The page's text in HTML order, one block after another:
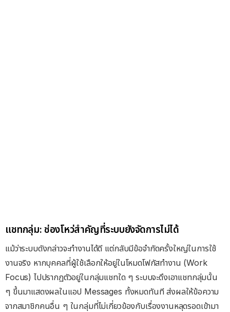
แชทกลุ่ม: ช่องโหว่สำคัญที่ระบบยังจัดการไม่ได้
แม้ว่าระบบดังกล่าวจะทำงานได้ดี แต่กลับมีข้อจำกัดครั้งใหญ่ในการใช้
งานจริง หากบุคคลที่ผู้ใช้เลือกให้อยู่ในโหมดโฟกัสทำงาน (Work
Focus) ไปปรากฏตัวอยู่ในกลุ่มแชทใด ๆ ระบบจะดึงเอาแชทกลุ่มนั้น
ๆ ขึ้นมาแสดงผลในแอป Messages ทั้งหมดทันที ส่งผลให้ข้อความ
จากสมาชิกคนอื่น ๆ ในกลุ่มที่ไม่เกี่ยวข้องกับเรื่องงานหลุดรอดเข้ามา